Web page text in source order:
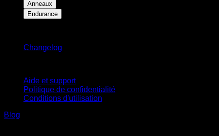
Anneaux
Endurance
Changelog
Aide et support
Politique de confidentialité
Conditions d'utilisation
Blog